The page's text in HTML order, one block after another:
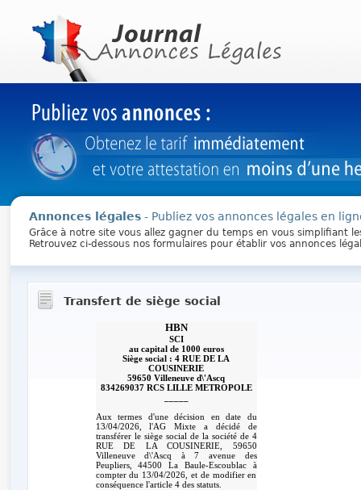
Annonces légales- Publiez vos annonces légales en
Grâce à notre site vous allez gagner du temps en vous simplifiant
Retrouvez ci-dessous nos formulaires pour établir vos annonces
Transfert de siège social
HBN
SCI
au capital de 1000 euros
Siège social : 4 RUE DE LA
COUSINERIE
59650 Villeneuve d\'Ascq
834269037 RCS LILLE METROPOLE
Aux termes d'une décision en date du
13/04/2026, l'AG Mixte a décidé de
transférer le siège social de la société de 4
RUE DE LA COUSINERIE, 59650
Villeneuve d\'Ascq à 7 avenue des
Peupliers, 44500 La Baule-Escoublac à
compter du 13/04/2026, et de modifier en
conséquence l'article 4 des statuts.